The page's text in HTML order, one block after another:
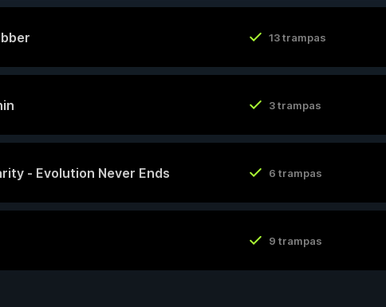
13 trampas
3 trampas
- Evolution Never Ends 6 trampas
9 trampas